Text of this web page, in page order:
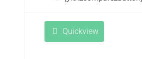
Quickview